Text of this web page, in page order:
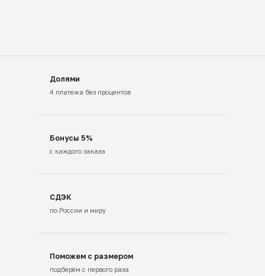
Долями
4 платежа без процентов
Бонусы 5%
с каждого заказа
СДЭК
по России и миру
Поможем с размером
подберём с первого раза